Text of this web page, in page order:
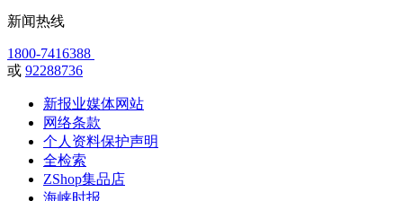
新闻热线
1800-7416388
或 92288736
新报业媒体网站
网络条款
个人资料保护声明
全检索
ZShop集品店
海峡时报